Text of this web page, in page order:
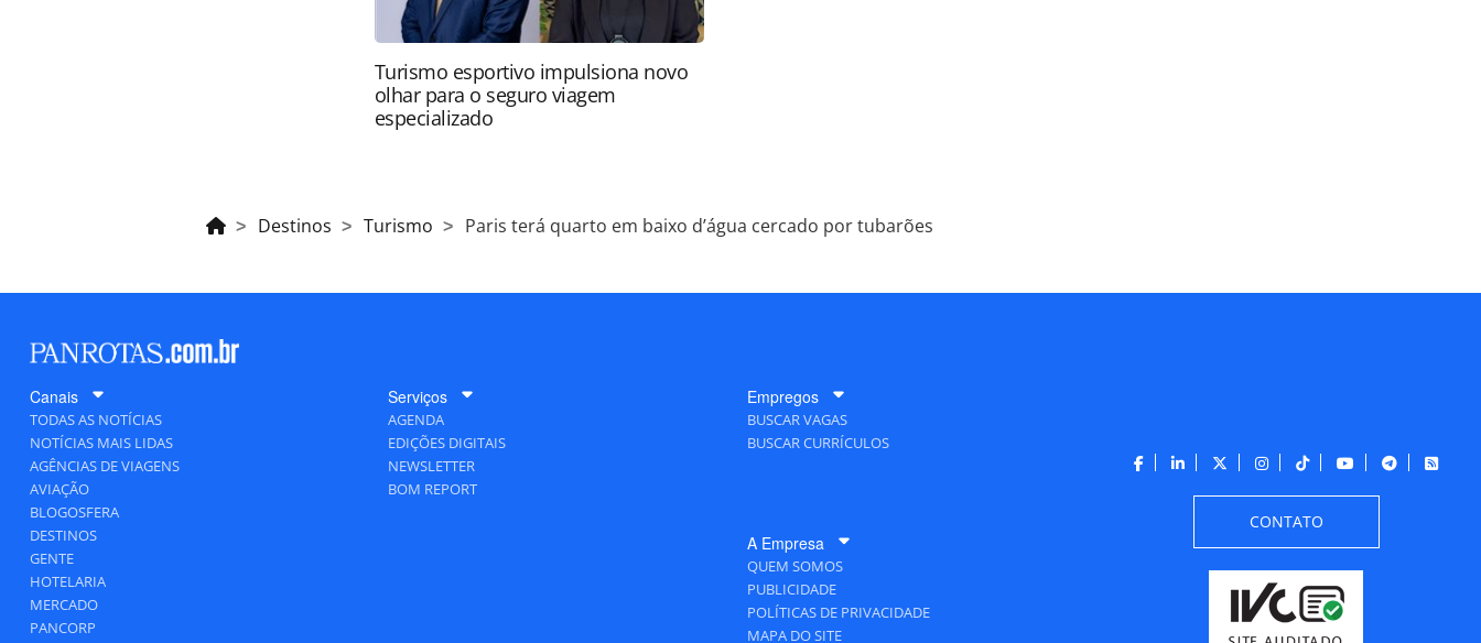
Turismo esportivo impulsiona novo
olhar para o seguro viagem
especializado
Destinos Turismo Paris terá quarto em baixo d’água cercado por tubarões
Canais
TODAS AS NOTÍCIAS
NOTÍCIAS MAIS LIDAS
AGÊNCIAS DE VIAGENS
AVIAÇÃO
BLOGOSFERA
DESTINOS
GENTE
HOTELARIA
MERCADO
PANCORP
Serviços
AGENDA
EDIÇÕES DIGITAIS
NEWSLETTER
BOM REPORT
Empregos
BUSCAR VAGAS
BUSCAR CURRÍCULOS
A Empresa
QUEM SOMOS
PUBLICIDADE
POLÍTICAS DE PRIVACIDADE
MAPA DO SITE
CONTATO